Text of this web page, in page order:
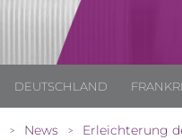
DEUTSCHLAND
> News > Erleichterung